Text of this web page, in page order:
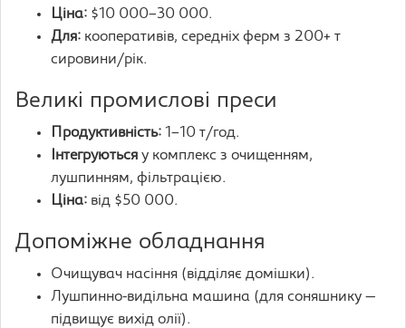
Ціна: $10 000–30 000.
Для: кооперативів, середніх ферм з 200+ т
сировини/рік.
Великі промислові преси
Продуктивність: 1–10 т/год.
Інтегруються у комплекс з очищенням,
лушпинням, фільтрацією.
Ціна: від $50 000.
Допоміжне обладнання
Очищувач насіння (відділяє домішки).
Лушпинно-видільна машина (для соняшнику —
підвищує вихід олії).